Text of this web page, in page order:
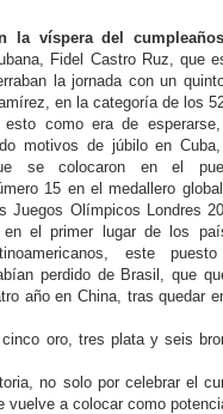
la víspera del
Fidel Castro Ruz, que
la jornada con un
en la categoría de los
esto como era de
motivos de júbilo en
se colocaron en el
15 en el medallero
Juegos Olímpicos Londres
el primer lugar de los
este
perdido de Brasil, que
año en China, tras quedar
oro, tres plata y seis
no solo por celebrar el
a colocar como